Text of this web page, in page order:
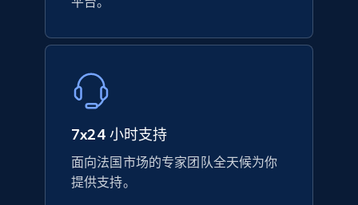
7x24 小时支持
面向法国市场的专家团队全天候为你
提供支持。